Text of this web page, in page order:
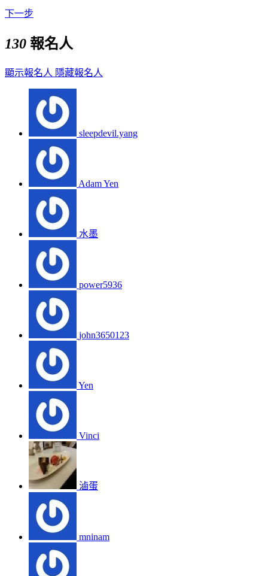
下一步
130 報名人
顯示報名人 隱藏報名人
sleepdevil.yang
Adam Yen
水墨
power5936
john3650123
Yen
Vinci
滷蛋
mninam